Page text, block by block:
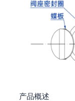
产品概述